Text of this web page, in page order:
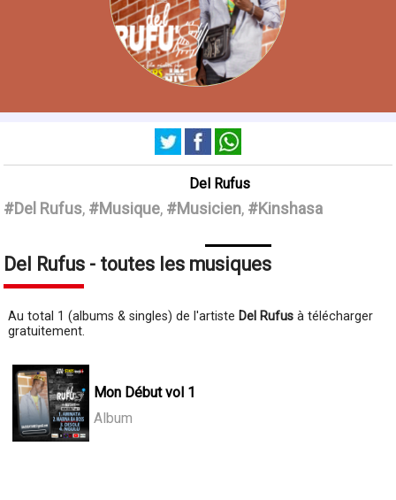
Del Rufus
#Del Rufus, #Musique, #Musicien, #Kinshasa
Del Rufus - toutes les musiques
Au total 1 (albums & singles) de l'artiste Del Rufus à télécharger
gratuitement.
Mon Début vol 1
Album